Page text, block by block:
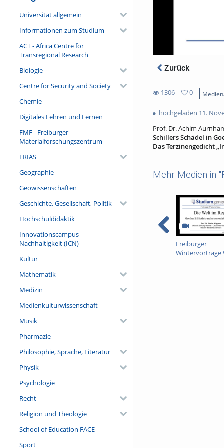
Universität allgemein
Informationen zum Studium
ACT - Africa Centre for
Transregional Research
Biologie
Centre for Security and Society
Chemie
Digitales Lehren und Lernen
FMF - Freiburger
Materialforschungszentrum
FRIAS
Geographie
Geowissenschaften
Geschichte, Gesellschaft, Politik
Hochschuldidaktik
Innovationscampus
Nachhaltigkeit (ICN)
Kultur
Mathematik
Medizin
Medienkulturwissenschaft
Musik
Pharmazie
Philosophie, Sprache, Literatur
Physik
Psychologie
Recht
Religion und Theologie
School of Education FACE
Sport
Zurück
1306
views
0
favorites
hochgeladen 11.
Prof. Dr. Achim
Schillers Schädel in
Das Terzinengedicht
Mit Schillers Tod am
Arbeitens und die von
bezeichnet wird. Das
mündlicher
Aspekte, nämlich auf
Goethes Gedicht Bei
(Albrecht Schöne)
Hand hielt. Vielmehr
subjektive Trauer
historisiert und
Mehr Medien in
Freiburger
Wintervorträge